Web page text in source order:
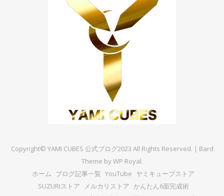
Copyright© YAMI CUBES 公式ブログ2023 All Rights Reserved. | Bard
Theme byWP Royal.
ホーム ブログ記事一覧 YouTube ヤミキューブストア
SUZURIストア
メルカリストア かんたん6面完成術